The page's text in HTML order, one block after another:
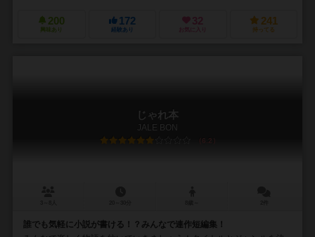
200
興味あり
172
経験あり
32
お気に入り
241
持ってる
じゃれ本
JALE BON
6.2
誰でも気軽に小説が書ける！？みんなで連作短編集！